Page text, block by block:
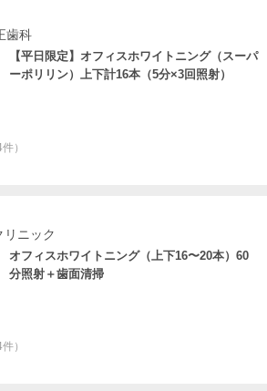
歯科
【平日限定】オフィスホワイトニング（スーパ
ーポリリン）上下計16本（5分×3回照射）
）
ニック
オフィスホワイトニング（上下16〜20本）60
分照射＋歯面清掃
）